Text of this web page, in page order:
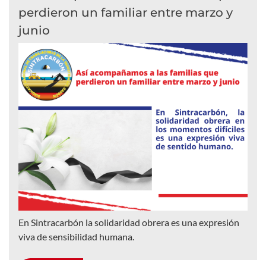
perdieron un familiar entre marzo y
junio
En Sintracarbón la solidaridad obrera es una expresión
viva de sensibilidad humana.